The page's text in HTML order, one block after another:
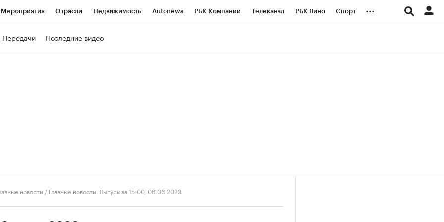
Мероприятия Отрасли Недвижимость Autonews РБК Компании Телеканал РБК Вино Спорт ...
Передачи Последние видео
новости / Главные новости. Выпуск за 15:00, 06.06.2023